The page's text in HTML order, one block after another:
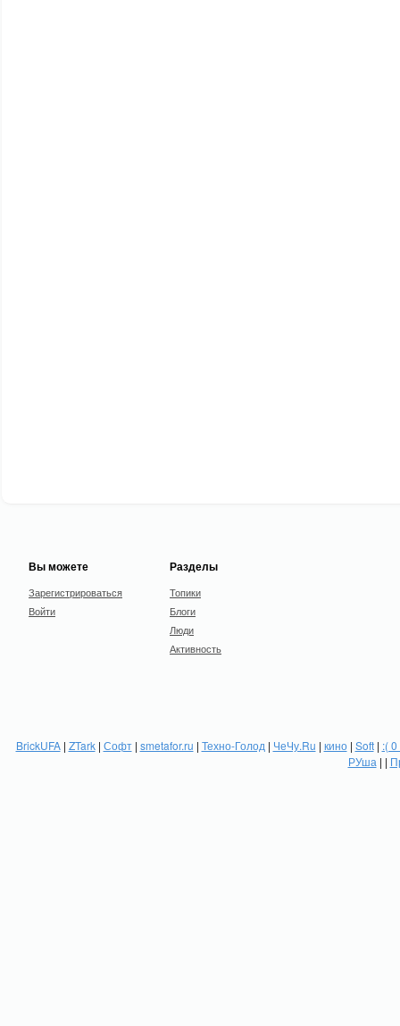
Вы можете
Зарегистрироваться
Войти
Разделы
Топики
Блоги
Люди
Активность
BrickUFA| ZTark| Софт| smetafor.ru | Техно-Голод | ЧеЧу.Ru | кино| Soft| :(
РУша | |